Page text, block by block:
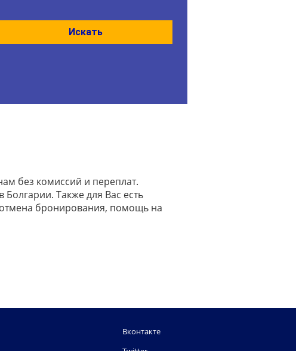
Искать
без комиссий и переплат.
Болгарии. Также для Вас есть
бронирования, помощь на
Вконтакте